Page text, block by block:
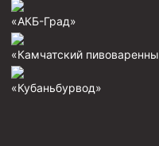
Фрезеры пилотные
Фрезеры-долота
«АКБ-Град»
«Камчатский
«Кубаньбурвод»